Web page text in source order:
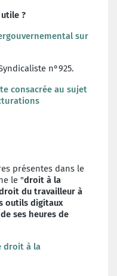
?
sur
n°925.
consacrée au sujet
présentes dans le
le "droit à la
du travailleur à
outils digitaux
ses heures de
droit à la